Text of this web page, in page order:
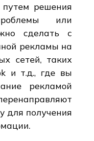
решения
или
сделать с
рекламы на
сетей, таких
и т.д., где вы
рекламой
для получения